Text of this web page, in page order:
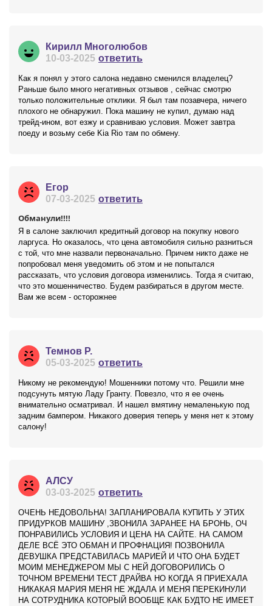
Кирилл Многолюбов
10-03-2025 ответить
Как я понял у этого салона недавно сменился владелец?
Раньше было много негативных отзывов , сейчас смотрю
только положительные отклики. Я был там позавчера, ничего
плохого не обнаружил. Пока машину не купил, думаю над
трейд-ином, вот езжу и сравниваю условия. Может завтра
поеду и возьму себе Kia Rio там по обмену.
Егор
07-03-2025 ответить
Обманули!!!!
Я в салоне заключил кредитный договор на покупку нового
ларгуса. Но оказалось, что цена автомобиля сильно разниться
с той, что мне назвали первоначально. Причем никто даже не
попробовал меня уведомить об этом и не попытался
рассказать, что условия договора изменились. Тогда я считаю,
что это мошенничество. Будем разбираться в другом месте.
Вам же всем - осторожнее
Темнов Р.
05-03-2025 ответить
Никому не рекомендую! Мошенники потому что. Решили мне
подсунуть мятую Ладу Гранту. Повезло, что я ее очень
внимательно осматривал. И нашел вмятину немаленькую под
задним бампером. Никакого доверия теперь у меня нет к этому
салону!
АЛСУ
03-03-2025 ответить
ОЧЕНЬ НЕДОВОЛЬНА! ЗАПЛАНИРОВАЛА КУПИТЬ У ЭТИХ
ПРИДУРКОВ МАШИНУ ,ЗВОНИЛА ЗАРАНЕЕ НА БРОНЬ, ОЧ
ПОНРАВИЛИСЬ УСЛОВИЯ И ЦЕНА НА САЙТЕ. НА САМОМ
ДЕЛЕ ВСЁ ЭТО ОБМАН И ПРОФНАЦИЯ! ПОЗВОНИЛА
ДЕВУШКА ПРЕДСТАВИЛАСЬ МАРИЕЙ И ЧТО ОНА БУДЕТ
МОИМ МЕНЕДЖЕРОМ МЫ С НЕЙ ДОГОВОРИЛИСЬ О
ТОЧНОМ ВРЕМЕНИ ТЕСТ ДРАЙВА НО КОГДА Я ПРИЕХАЛА
НИКАКАЯ МАРИЯ МЕНЯ НЕ ЖДАЛА И МЕНЯ ПЕРЕКИНУЛИ
НА СОТРУДНИКА КОТОРЫЙ ВООБЩЕ КАК БУДТО НЕ ИМЕЕТ